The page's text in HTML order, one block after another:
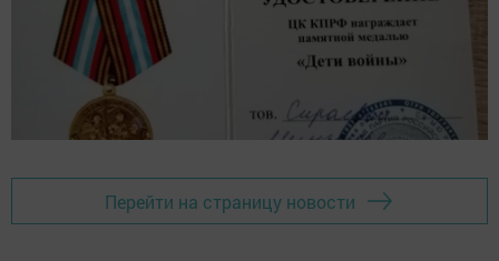
Перейти на страницу новости